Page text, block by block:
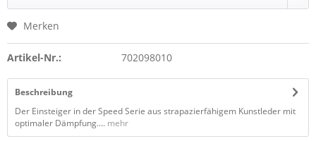
Merken
Artikel-Nr.: 702098010
Beschreibung
Der Einsteiger in der Speed Serie aus strapazierfähigem Kunstleder mit
optimaler Dämpfung.... mehr